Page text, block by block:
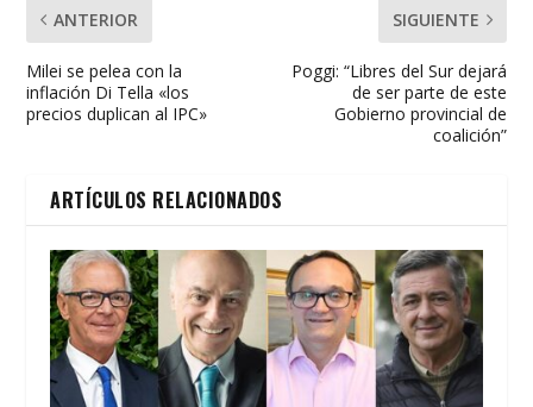
ANTERIOR
Milei se pelea con la
inflación Di Tella «los
precios duplican al IPC»
SIGUIENTE
Poggi: “Libres del Sur dejará
de ser parte de este
Gobierno provincial de
coalición”
ARTÍCULOS RELACIONADOS